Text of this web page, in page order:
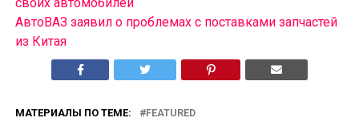
АвтоВАЗ заявил о проблемах с поставками запчастей
из Китая
МАТЕРИАЛЫ ПО ТЕМЕ: FEATURED